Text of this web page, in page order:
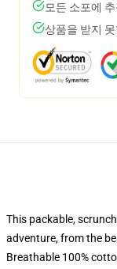
모든 소포에
상품을 받지
This packable,
adventure, from the
Breathable 100%